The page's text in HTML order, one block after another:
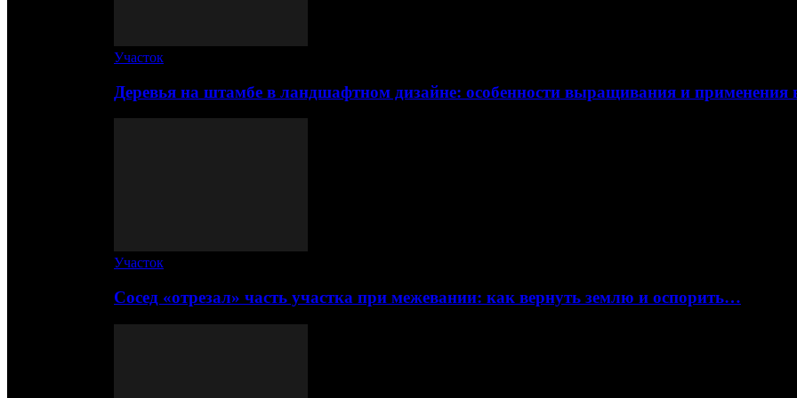
Участок
Деревья на штамбе в ландшафтном дизайне: особенности выращивания и
Участок
Сосед «отрезал» часть участка при межевании: как вернуть землю и оспорить…